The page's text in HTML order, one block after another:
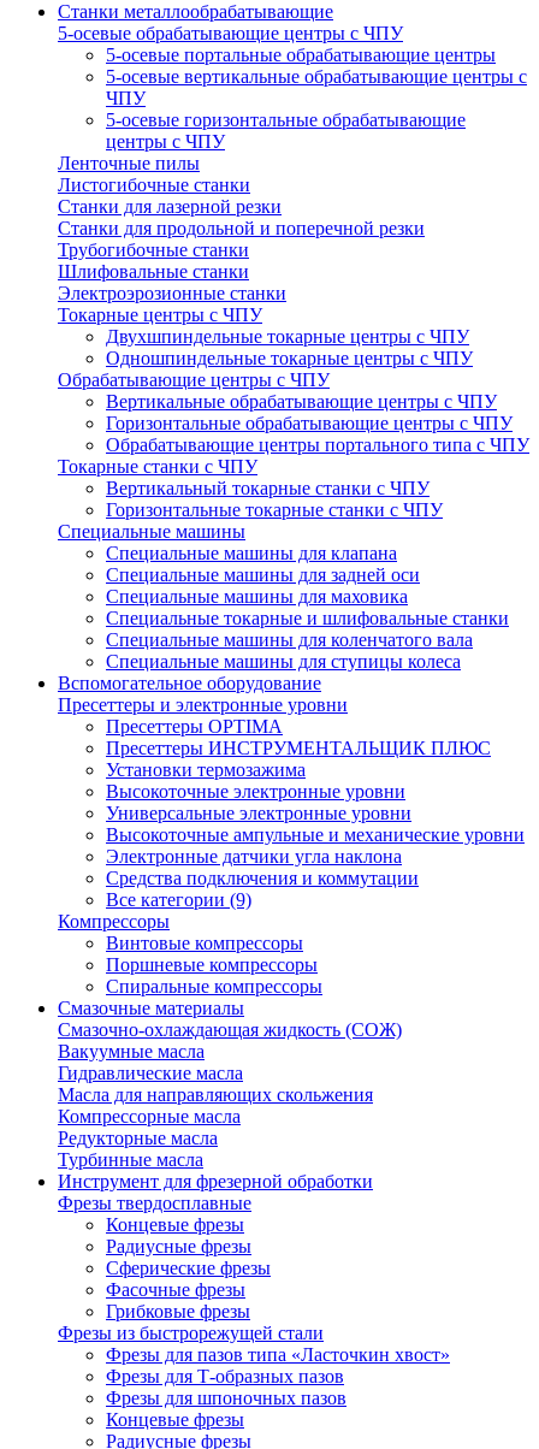
Станки металлообрабатывающие
5-осевые обрабатывающие центры с ЧПУ
5-осевые портальные обрабатывающие центры
5-осевые вертикальные обрабатывающие центры с
ЧПУ
5-осевые горизонтальные обрабатывающие
центры с ЧПУ
Ленточные пилы
Листогибочные станки
Станки для лазерной резки
Станки для продольной и поперечной резки
Трубогибочные станки
Шлифовальные станки
Электроэрозионные станки
Токарные центры с ЧПУ
Двухшпиндельные токарные центры с ЧПУ
Одношпиндельные токарные центры с ЧПУ
Обрабатывающие центры с ЧПУ
Вертикальные обрабатывающие центры с ЧПУ
Горизонтальные обрабатывающие центры с ЧПУ
Обрабатывающие центры портального типа с ЧПУ
Токарные станки с ЧПУ
Вертикальный токарные станки с ЧПУ
Горизонтальные токарные станки с ЧПУ
Специальные машины
Специальные машины для клапана
Специальные машины для задней оси
Специальные машины для маховика
Специальные токарные и шлифовальные станки
Специальные машины для коленчатого вала
Специальные машины для ступицы колеса
Вспомогательное оборудование
Пресеттеры и электронные уровни
Пресеттеры OPTIMA
Пресеттеры ИНСТРУМЕНТАЛЬЩИК ПЛЮС
Установки термозажима
Высокоточные электронные уровни
Универсальные электронные уровни
Высокоточные ампульные и механические уровни
Электронные датчики угла наклона
Средства подключения и коммутации
Все категории (9)
Компрессоры
Винтовые компрессоры
Поршневые компрессоры
Спиральные компрессоры
Смазочные материалы
Смазочно-охлаждающая жидкость (СОЖ)
Вакуумные масла
Гидравлические масла
Масла для направляющих скольжения
Компрессорные масла
Редукторные масла
Турбинные масла
Инструмент для фрезерной обработки
Фрезы твердосплавные
Концевые фрезы
Радиусные фрезы
Сферические фрезы
Фасочные фрезы
Грибковые фрезы
Фрезы из быстрорежущей стали
Фрезы для пазов типа «Ласточкин хвост»
Фрезы для Т-образных пазов
Фрезы для шпоночных пазов
Концевые фрезы
Радиусные фрезы